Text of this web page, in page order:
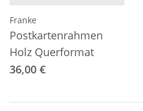
Franke
Postkartenrahmen
Holz Querformat
36,00 €